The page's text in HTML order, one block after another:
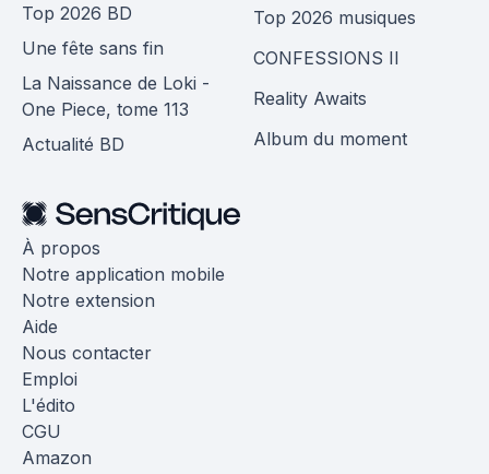
Top 2026 BD
Une fête sans fin
La Naissance de Loki -
One Piece, tome 113
Actualité BD
Top 2026 musiques
CONFESSIONS II
Reality Awaits
Album du moment
À propos
Notre application mobile
Notre extension
Aide
Nous contacter
Emploi
L'édito
CGU
Amazon